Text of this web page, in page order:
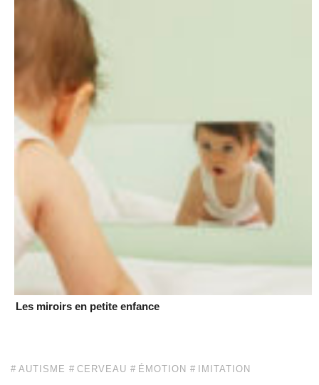
Les miroirs en petite enfance
AUTISME CERVEAU ÉMOTION IMITATION